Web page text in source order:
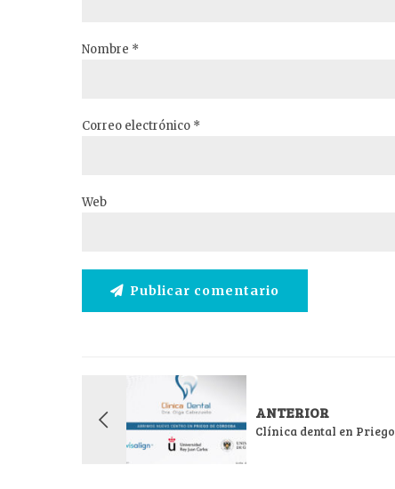
Nombre *
Correo electrónico *
Web
Publicar comentario
ANTERIOR
Clínica dental en